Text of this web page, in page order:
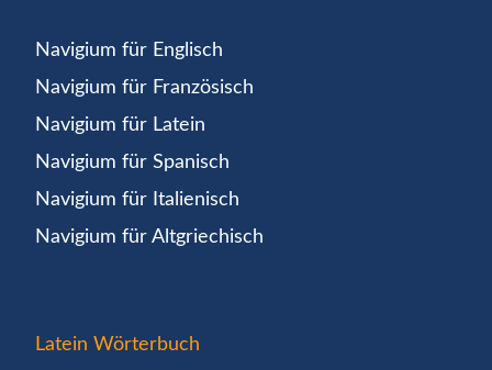
Navigium für Englisch
Navigium für Französisch
Navigium für Latein
Navigium für Spanisch
Navigium für Italienisch
Navigium für Altgriechisch
Latein Wörterbuch